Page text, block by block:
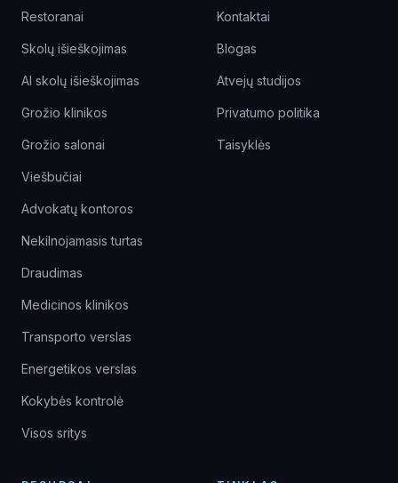
Restoranai
Skolų išieškojimas
AI skolų išieškojimas
Grožio klinikos
Grožio salonai
Viešbučiai
Advokatų kontoros
Nekilnojamasis turtas
Draudimas
Medicinos klinikos
Transporto verslas
Energetikos verslas
Kokybės kontrolė
Visos sritys
Kontaktai
Blogas
Atvejų studijos
Privatumo politika
Taisyklės